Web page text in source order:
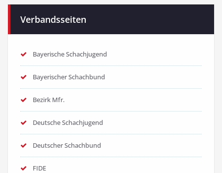
Verbandsseiten
Bayerische Schachjugend
Bayerischer Schachbund
Bezirk Mfr.
Deutsche Schachjugend
Deutscher Schachbund
FIDE